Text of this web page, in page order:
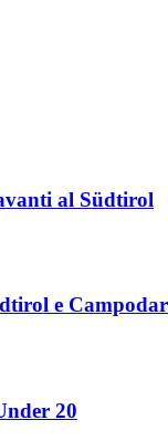
al Südtirol
e
20